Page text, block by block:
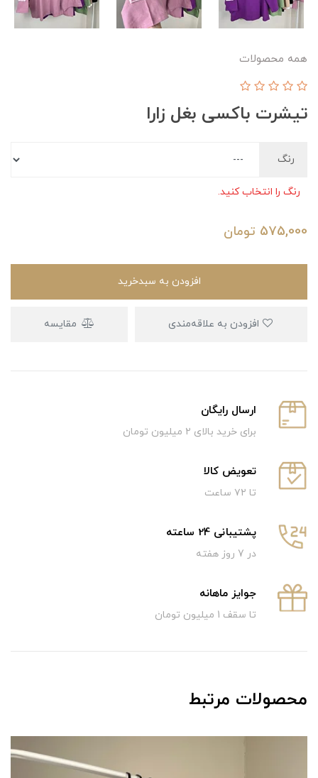
همه محصولات
تیشرت باکسی بغل زارا
رنگ
رنگ را انتخاب کنید.
575,000 تومان
افزودن به سبدخرید
مقایسه
ارسال رایگان
برای خرید بالای ۲ میلیون تومان
تعویض کالا
تا ۷۲ ساعت
پشتیبانی 24 ساعته
در 7 روز هفته
جوایز ماهانه
تا سقف 1 میلیون تومان
محصولات مرتبط